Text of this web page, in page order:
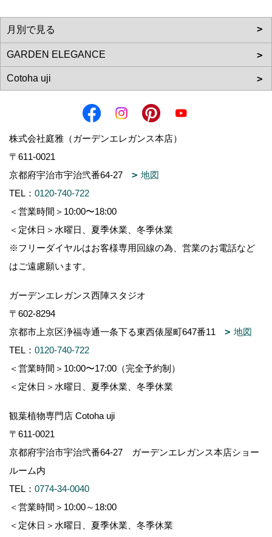
株式会社庭雅（ガーデンエレガンス本店）
〒611-0021
京都府宇治市宇治弐番64-27
地図
TEL： 0120-740-722
＜営業時間＞10:00〜18:00
＜定休日＞水曜日、夏季休業、冬季休業
※フリーダイヤルはお客様専用回線の為、営業のお電話など
はご遠慮願います。
ガーデンエレガンス西陣スタジオ
〒602-8294
京都市上京区浄福寺通一条下る東西俵屋町647番11
地図
TEL： 0120-740-722
＜営業時間＞10:00〜17:00（完全予約制）
＜定休日＞水曜日、夏季休業、冬季休業
観葉植物専門店 Cotoha uji
〒611-0021
京都府宇治市宇治弐番64-27 ガーデンエレガンス本店ショー
ルーム内
TEL： 0774-34-0040
＜営業時間＞10:00～18:00
＜定休日＞水曜日、夏季休業、冬季休業